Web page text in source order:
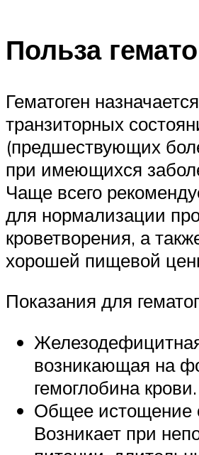
Польза
Гематоген
транзиторных
(предшествующих
при имеющихся
Чаще всего
для нормализации
кроветворения, а
хорошей пищевой
Показания для
возникающая на
гемоглобина крови.
Общее истощение
Возникает при